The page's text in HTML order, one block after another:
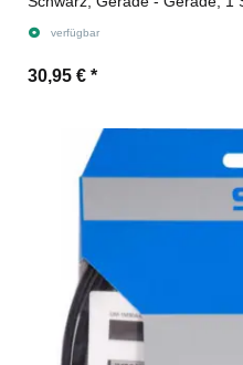
verfügbar
30,95 € *